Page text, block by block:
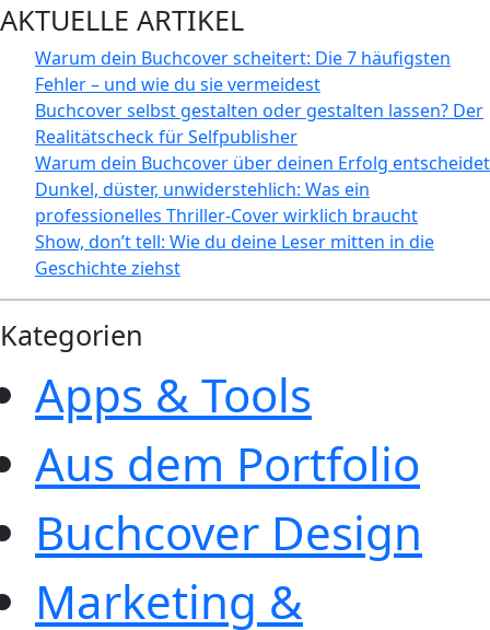
AKTUELLE ARTIKEL
Warum dein Buchcover scheitert: Die 7 häufigsten
Fehler – und wie du sie vermeidest
Buchcover selbst gestalten oder gestalten lassen? Der
Realitätscheck für Selfpublisher
Warum dein Buchcover über deinen Erfolg entscheidet
Dunkel, düster, unwiderstehlich: Was ein
professionelles Thriller-Cover wirklich braucht
Show, don’t tell: Wie du deine Leser mitten in die
Geschichte ziehst
Kategorien
Apps & Tools
Aus dem Portfolio
Buchcover Design
Marketing &